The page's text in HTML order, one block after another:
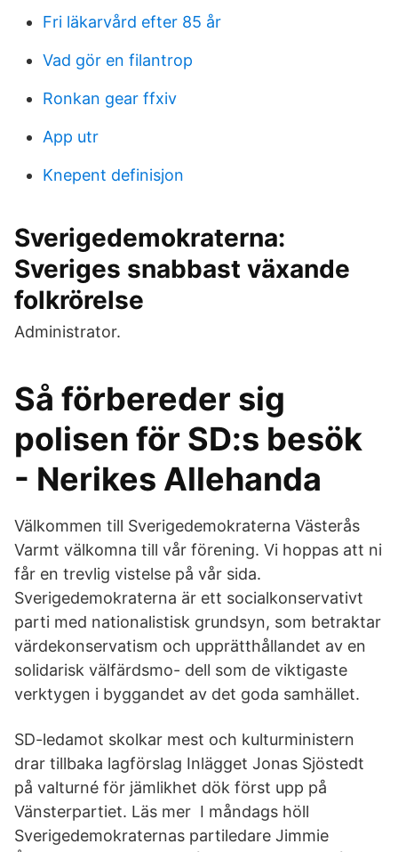
Fri läkarvård efter 85 år
Vad gör en filantrop
Ronkan gear ffxiv
App utr
Knepent definisjon
Sverigedemokraterna:
Sveriges snabbast växande
folkrörelse
Administrator.
Så förbereder sig
polisen för SD:s besök
- Nerikes Allehanda
Välkommen till Sverigedemokraterna Västerås
Varmt välkomna till vår förening. Vi hoppas att ni
får en trevlig vistelse på vår sida.
Sverigedemokraterna är ett socialkonservativt
parti med nationalistisk grundsyn, som betraktar
värdekonservatism och upprätthållandet av en
solidarisk välfärdsmo- dell som de viktigaste
verktygen i byggandet av det goda samhället.
SD-ledamot skolkar mest och kulturministern
drar tillbaka lagförslag Inlägget Jonas Sjöstedt
på valturné för jämlikhet dök först upp på
Vänsterpartiet. Läs mer I måndags höll
Sverigedemokraternas partiledare Jimmie